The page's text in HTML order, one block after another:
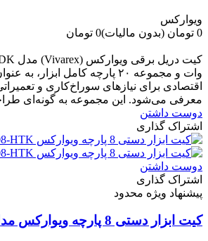
ویوارکس
0 تومان
(بدون مالیات)0 تومان
وات و مجموعه ۲۰ پارچه کامل
اقتصادی برای نیازهای سوراخ‌کاری و
معرفی می‌شود. این مجموعه به گونه‌ای
دوست داشتن
اشتراک گذاری
دوست داشتن
اشتراک گذاری
پیشنهاد ویژه محدود
کیت ابزار دستی 8 پارچه ویوارکس مدل VR0008-HTK